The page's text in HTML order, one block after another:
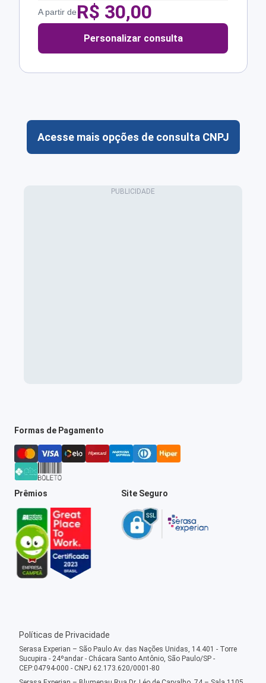
A partir deR$ 30,00
Personalizar consulta
Acesse mais opções de consulta CNPJ
Formas de Pagamento
Prêmios Site Seguro
Políticas de Privacidade
Serasa Experian – São Paulo Av. das Nações Unidas, 14.401 - Torre
Sucupira - 24ºandar - Chácara Santo Antônio, São Paulo/SP -
CEP:04794-000 - CNPJ 62.173.620/0001-80